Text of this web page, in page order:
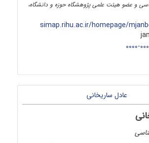
و عضو هیئت علمی پژوهشگاه حوزه و دانشگاه،
simap.rihu.ac.ir/homepage/
0000-